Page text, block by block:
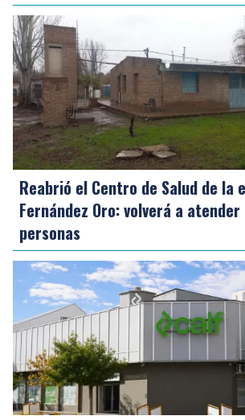
Reabrió el Centro de Salud de la
Fernández Oro: volverá a
personas